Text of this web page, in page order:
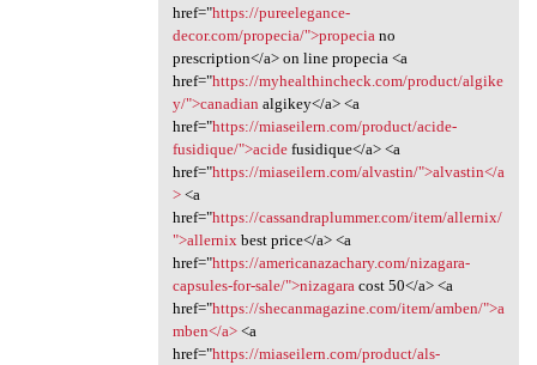
href="https://pureelegance-
decor.com/propecia/">propecia no
prescription</a> on line propecia <a
href="https://myhealthincheck.com/product/algike
y/">canadian algikey</a> <a
href="https://miaseilern.com/product/acide-
fusidique/">acidefusidique</a> <a
href="https://miaseilern.com/alvastin/">alvastin</a
><a
href="https://cassandraplummer.com/item/allernix/
">allernix best price</a> <a
href="https://americanazachary.com/nizagara-
capsules-for-sale/">nizagara cost 50</a> <a
href="https://shecanmagazine.com/item/amben/">a
mben</a><a
href="https://miaseilern.com/product/als-